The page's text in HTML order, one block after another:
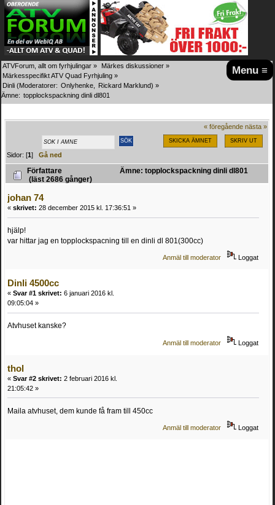
Menu ≡
ATVForum, allt om fyrhjulingar » Märkes diskussioner »
Märkesspecifikt ATV Quad Fyrhjuling »
Dinli (Moderatorer: Onlyhenke Rickard Marklund) »
Ämne: topplockspackning dinli dl801
« föregående nästa »
SKICKA ÄMNET SKRIV UT
Sidor: [1]Gå ned
Författare
Ämne: topplockspackning dinli dl801
(läst 2686 gånger)
johan 74
« skrivet: 28 december 2015 kl. 17:36:51 »
hjälp!
var hittar jag en topplockspacning till en dinli dl 801(300cc)
Anmäl till moderator Loggat
Dinli 4500cc
« Svar #1 skrivet: 6 januari 2016 kl.
09:05:04 »
Atvhuset kanske?
Anmäl till moderator Loggat
thol
« Svar #2 skrivet: 2 februari 2016 kl.
21:05:42 »
Maila atvhuset, dem kunde få fram till 450cc
Anmäl till moderator Loggat